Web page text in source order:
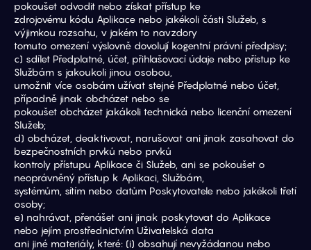
pokoušet odvodit nebo získat přístup ke
zdrojovému kódu Aplikace nebo jakékoli části Služeb, s
výjimkou rozsahu, v jakém to navzdory
tomuto omezení výslovně dovolují kogentní právní předpisy;
c) sdílet Předplatné, účet, přihlašovací údaje nebo přístup ke
Službám s jakoukoli jinou osobou,
umožnit více osobám užívat stejné Předplatné nebo účet,
případně jinak obcházet nebo se
pokoušet obcházet jakákoli technická nebo licenční omezení
Služeb;
d) obcházet, deaktivovat, narušovat ani jinak zasahovat do
bezpečnostních prvků nebo prvků
kontroly přístupu Aplikace či Služeb, ani se pokoušet o
neoprávněný přístup k Aplikaci, Službám,
systémům, sítím nebo datům Poskytovatele nebo jakékoli třetí
osoby;
e) nahrávat, přenášet ani jinak poskytovat do Aplikace
nebo jejím prostřednictvím Uživatelská data
ani jiné materiály, které: (i) obsahují nevyžádanou nebo